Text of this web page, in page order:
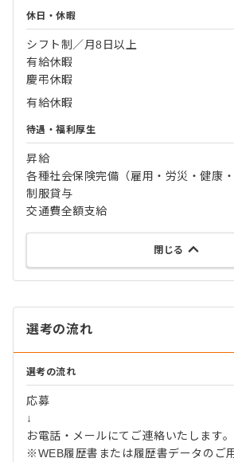
休日・休暇
シフト制／月8日以上
有給休暇
慶弔休暇
有給休暇
待遇・福利厚生
昇給
各種社会保険完備（雇用・労災・健康・
制服貸与
交通費全額支給
閉じる
選考の流れ
選考の流れ
応募
↓
お電話・メールにてご連絡いたします。
※WEB履歴書または履歴書データのご